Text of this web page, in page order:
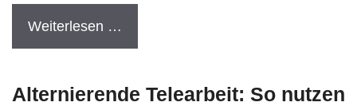
Weiterlesen …
Alternierende Telearbeit: So nutzen